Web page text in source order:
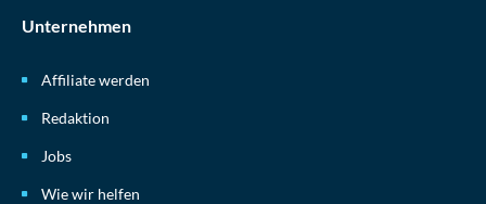
Unternehmen
Affiliate werden
Redaktion
Jobs
Wie wir helfen